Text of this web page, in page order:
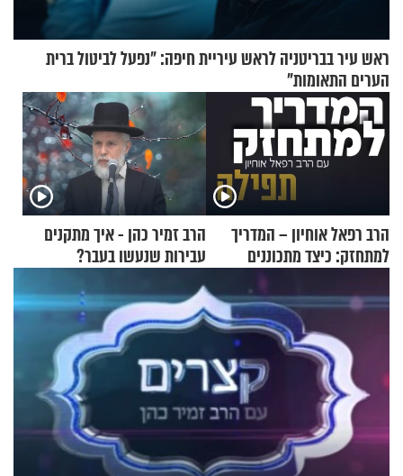
ראש עיר בבריטניה לראש עיריית חיפה: ״נפעל לביטול ברית
הערים התאומות״
הרב רפאל אוחיון – המדריך
למתחזק: כיצד מתכוננים
הרב זמיר כהן - איך מתקנים
עבירות שנעשו בעבר?